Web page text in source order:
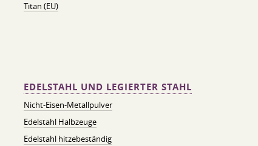
Titan (EU)
EDELSTAHL UND LEGIERTER STAHL
Nicht-Eisen-Metallpulver
Edelstahl Halbzeuge
Edelstahl hitzebeständig